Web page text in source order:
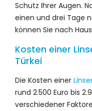
Schutz Ihrer Augen.
einen und drei Tage
können Sie nach
Kosten einer
Türkei
Die Kosten einer
rund 2.500 Euro bis
verschiedener